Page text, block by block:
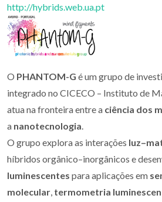
http://hybrids.web.ua.pt
O PHANTOM-G é um grupo de
integrado no CICECO – Instituto de
atua na fronteira entre a ciência dos
a nanotecnologia.
O grupo explora as interações
híbridos orgânico–inorgânicos e
luminescentes para aplicações em
molecular, termometria